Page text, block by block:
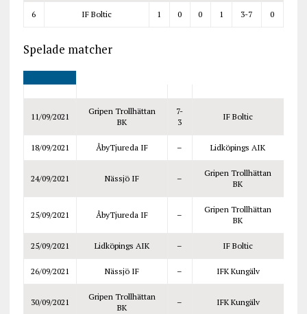
6 IF Boltic 1 0 0 1 3-7 0
Spelade matcher
11/09/2021
Gripen Trollhättan
BK
7-
3
IF Boltic
18/09/2021 ÅbyTjureda IF – Lidköpings AIK
24/09/2021 Nässjö IF –
Gripen Trollhättan
BK
25/09/2021 ÅbyTjureda IF –
Gripen Trollhättan
BK
25/09/2021 Lidköpings AIK – IF Boltic
26/09/2021 Nässjö IF – IFK Kungälv
30/09/2021
Gripen Trollhättan
BK
– IFK Kungälv